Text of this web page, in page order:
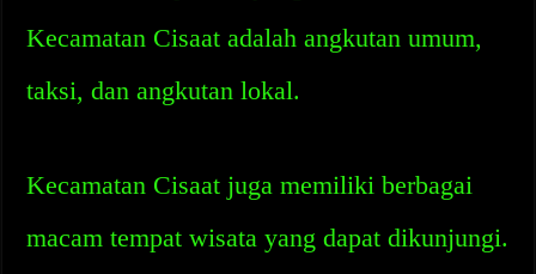
Kecamatan Cisaat adalah angkutan umum,
taksi, dan angkutan lokal.
Kecamatan Cisaat juga memiliki berbagai
macam tempat wisata yang dapat dikunjungi.